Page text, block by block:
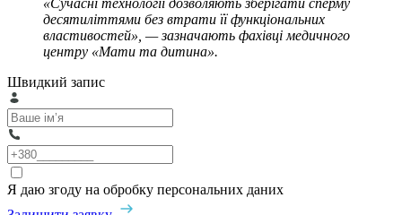
«Сучасні технології дозволяють зберігати сперму
десятиліттями без втрати її функціональних
властивостей», — зазначають фахівці медичного
центру «Мати та дитина».
Швидкий запис
Я даю згоду на обробку персональних даних